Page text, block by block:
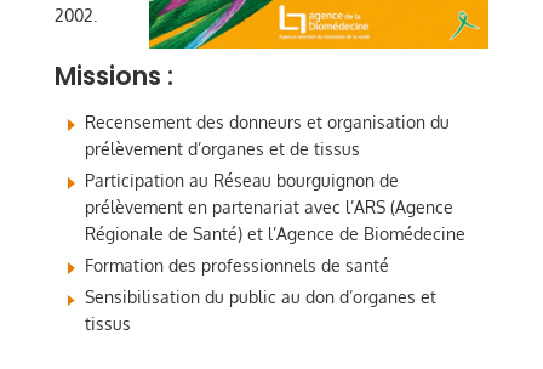
2002.
Missions :
Recensement des donneurs et organisation du
prélèvement d’organes et de tissus
Participation au Réseau bourguignon de
prélèvement en partenariat avec l’ARS (Agence
Régionale de Santé) et l’Agence de Biomédecine
Formation des professionnels de santé
Sensibilisation du public au don d’organes et
tissus